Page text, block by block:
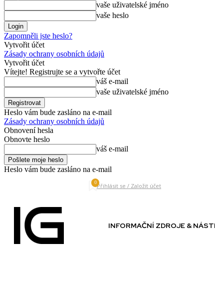
vaše uživatelské jméno
vaše heslo
Zapomněli jste heslo?
Vytvořit účet
Zásady ochrany osobních údajů
Vytvořit účet
Vítejte! Registrujte se a vytvořte účet
váš e-mail
vaše uživatelské jméno
Heslo vám bude zasláno na e-mail
Zásady ochrany osobních údajů
Obnovení hesla
Obnovte heslo
váš e-mail
Heslo vám bude zasláno na e-mail
0Přihlásit se / Založit účet
INFORMAČNÍ ZDROJE &